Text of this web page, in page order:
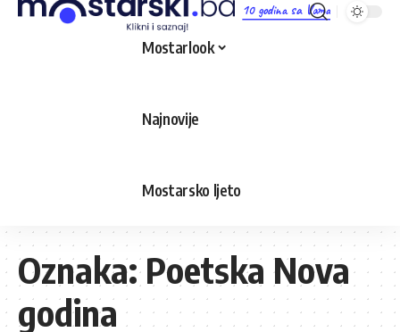
10 godina sa Vama
Mostarlook
Najnovije
Mostarsko ljeto
Oznaka:Poetska Nova
godina